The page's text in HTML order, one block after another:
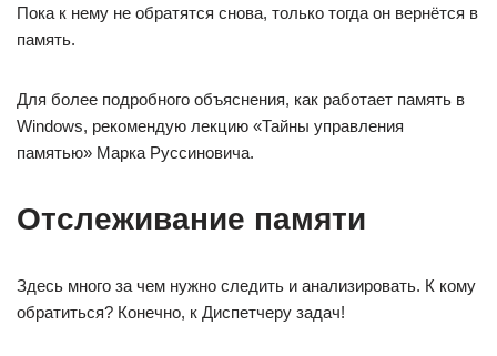
Пока к нему не обратятся снова, только тогда он вернётся в
память.
Для более подробного объяснения, как работает память в
Windows, рекомендую лекцию «Тайны управления
памятью» Марка Руссиновича.
Отслеживание памяти
Здесь много за чем нужно следить и анализировать. К кому
обратиться? Конечно, к Диспетчеру задач!